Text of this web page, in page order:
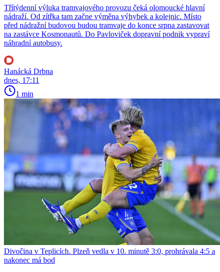
Třítýdenní výluka tramvajového provozu čeká olomoucké hlavní
nádraží. Od zítřka tam začne výměna výhybek a kolejnic. Místo
před nádražní budovou budou tramvaje do konce srpna zastavovat
na zastávce Kosmonautů. Do Pavloviček dopravní podnik vypraví
náhradní autobusy.
Hanácká Drbna
dnes, 17:11
1 min
Divočina v Teplicích. Plzeň vedla v 10. minutě 3:0, prohrávala 4:5 a
nakonec má bod